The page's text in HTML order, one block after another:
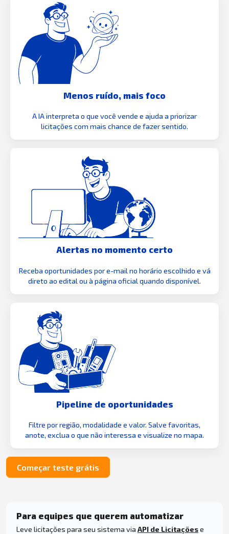
Menos ruído, mais foco
A IA interpreta o que você vende e ajuda a priorizar
licitações com mais chance de fazer sentido.
Alertas no momento certo
Receba oportunidades por e-mail no horário escolhido e vá
direto ao edital ou à página oficial quando disponível.
Pipeline de oportunidades
Filtre por região, modalidade e valor. Salve favoritas,
anote, exclua o que não interessa e visualize no mapa.
Começar teste grátis
Para equipes que querem automatizar
Leve licitações para seu sistema via API de Licitaçõese